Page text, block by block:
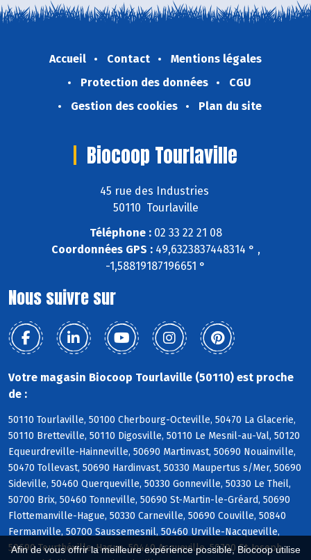
Afin de vous offrir la meilleure expérience possible, Biocoop utilise
Accueil Contact
Mentions légales
Protection des données
CGU
Gestion des cookies
Plan du site
Biocoop Tourlaville
45 rue des Industries
50110 Tourlaville
Téléphone :02 33 22 21 08
Coordonnées GPS :49,6323837448314 ° ,
-1,58819187196651 °
Nous suivre sur
Votre magasin Biocoop Tourlaville (50110) est proche
de :
50110 Tourlaville, 50100 Cherbourg-Octeville, 50470 La Glacerie,
50110 Bretteville, 50110 Digosville, 50110 Le Mesnil-au-Val, 50120
Equeurdreville-Hainneville, 50690 Martinvast, 50690 Nouainville,
50470 Tollevast, 50690 Hardinvast, 50330 Maupertus s/Mer, 50690
Sideville, 50460 Querqueville, 50330 Gonneville, 50330 Le Theil,
50700 Brix, 50460 Tonneville, 50690 St-Martin-le-Gréard, 50690
Flottemanville-Hague, 50330 Carneville, 50690 Couville, 50840
Fermanville, 50700 Saussemesnil, 50460 Urville-Nacqueville,
50690 Teurthéville-Hague, 50440 Acqueville, 50700 St-Joseph,